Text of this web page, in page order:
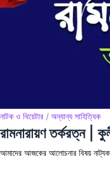
নাটক ও থিয়েটার / অন্যান্য সাহিত্যিক
রামনারায়ণ তর্করত্ন |
আমাদের আজকের আলোচনার বিষয়